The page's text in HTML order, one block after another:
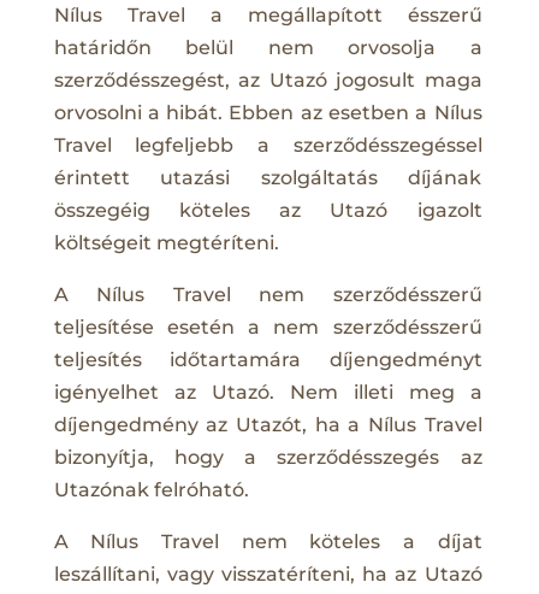
Nílus Travel a megállapított ésszerű
határidőn belül nem orvosolja a
szerződésszegést, az Utazó jogosult maga
orvosolni a hibát. Ebben az esetben a Nílus
Travel legfeljebb a szerződésszegéssel
érintett utazási szolgáltatás díjának
összegéig köteles az Utazó igazolt
költségeit megtéríteni.
A Nílus Travel nem szerződésszerű
teljesítése esetén a nem szerződésszerű
teljesítés időtartamára díjengedményt
igényelhet az Utazó. Nem illeti meg a
díjengedmény az Utazót, ha a Nílus Travel
bizonyítja, hogy a szerződésszegés az
Utazónak felróható.
A Nílus Travel nem köteles a díjat
leszállítani, vagy visszatéríteni, ha az Utazó